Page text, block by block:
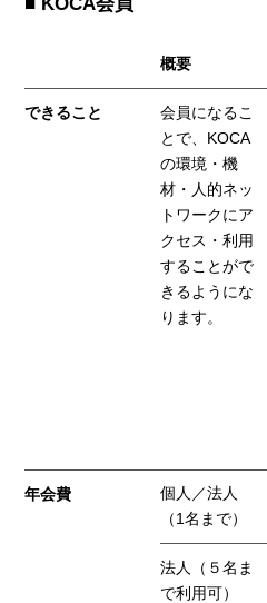
概要
できること
会員になるこ
とで、KOCA
の環境・機
材・人的ネッ
トワークにア
クセス・利用
することがで
きるようにな
ります。
年会費
個人／法人
（1名まで）
法人（５名ま
で利用可）